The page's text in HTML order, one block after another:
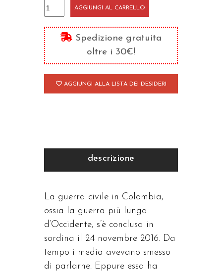
Il
giorno
prima
della
pace
quantità
AGGIUNGI AL CARRELLO
Spedizione gratuita
oltre i 30€!
AGGIUNGI ALLA LISTA DEI DESIDERI
descrizione
La guerra civile in Colombia,
ossia la guerra più lunga
d’Occidente, s’è conclusa in
sordina il 24 novembre 2016. Da
tempo i media avevano smesso
di parlarne. Eppure essa ha